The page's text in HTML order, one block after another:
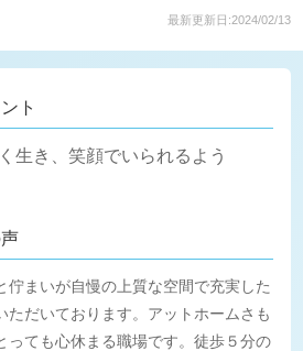
最新更新日:2024/02/13
ト
生き、笑顔でいられるよう
佇まいが自慢の上質な空間で充実した
ただいております。アットホームさも
っても心休まる職場です。徒歩５分の